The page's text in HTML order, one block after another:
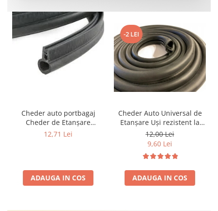
Cheder auto portbagaj
Cheder de Etanșare
Profesional din Cauciuc -
Liniar
12,71 Lei
ADAUGA IN COS
-2 LEI
Cheder Auto Universal de
Etanșare Uși rezistent la
intemperii, raze UV,
îmbătrânire și temperaturi
extreme
12,00 Lei
9,60 Lei
ADAUGA IN COS